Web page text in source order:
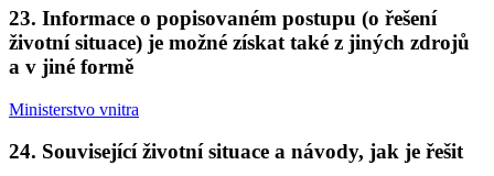
23. Informace o popisovaném postupu (o řešení
životní situace) je možné získat také z jiných zdrojů
a v jiné formě
Ministerstvo vnitra
24. Související životní situace a návody, jak je řešit